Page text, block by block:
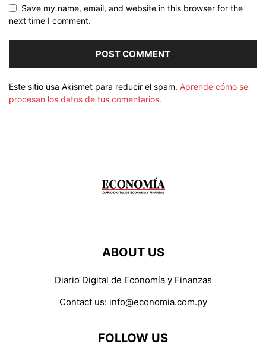
Save my name, email, and website in this browser for the
next time I comment.
Este sitio usa Akismet para reducir el spam. Aprende cómo se
procesan los datos de tus comentarios.
ABOUT US
Diario Digital de Economía y Finanzas
Contact us: info@economia.com.py
FOLLOW US